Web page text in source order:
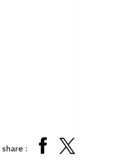
ップ
share :